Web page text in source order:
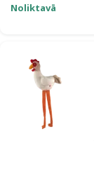
Noliktavā